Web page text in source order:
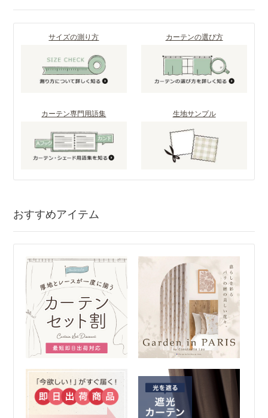
サイズの測り方 カーテンの選び方
カーテン専門用語集 生地サンプル
おすすめアイテム